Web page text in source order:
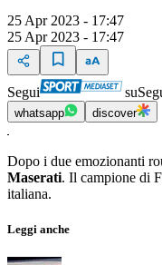
25 Apr 2023 - 17:47
25 Apr 2023 - 17:47
Segui su
whatsapp discover
Dopo i due emozionanti
Maserati. Il campione di
italiana.
Leggi anche